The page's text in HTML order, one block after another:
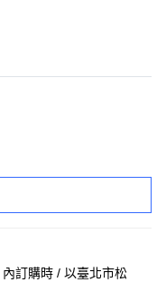
內訂購時 / 以臺北市松